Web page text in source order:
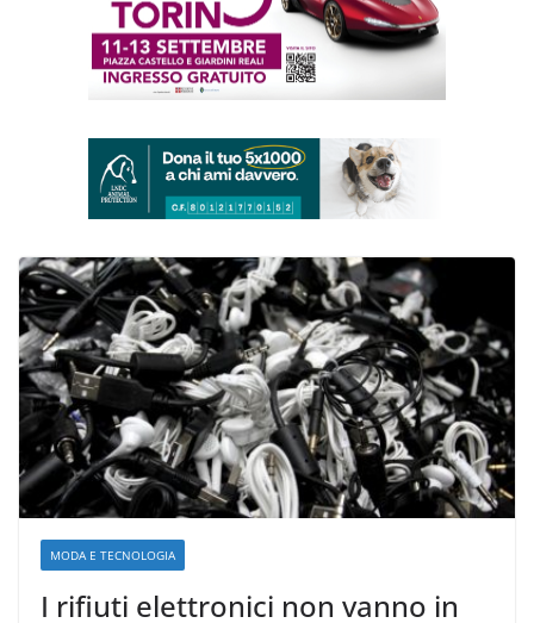
MODA E TECNOLOGIA
I rifiuti elettronici non vanno in